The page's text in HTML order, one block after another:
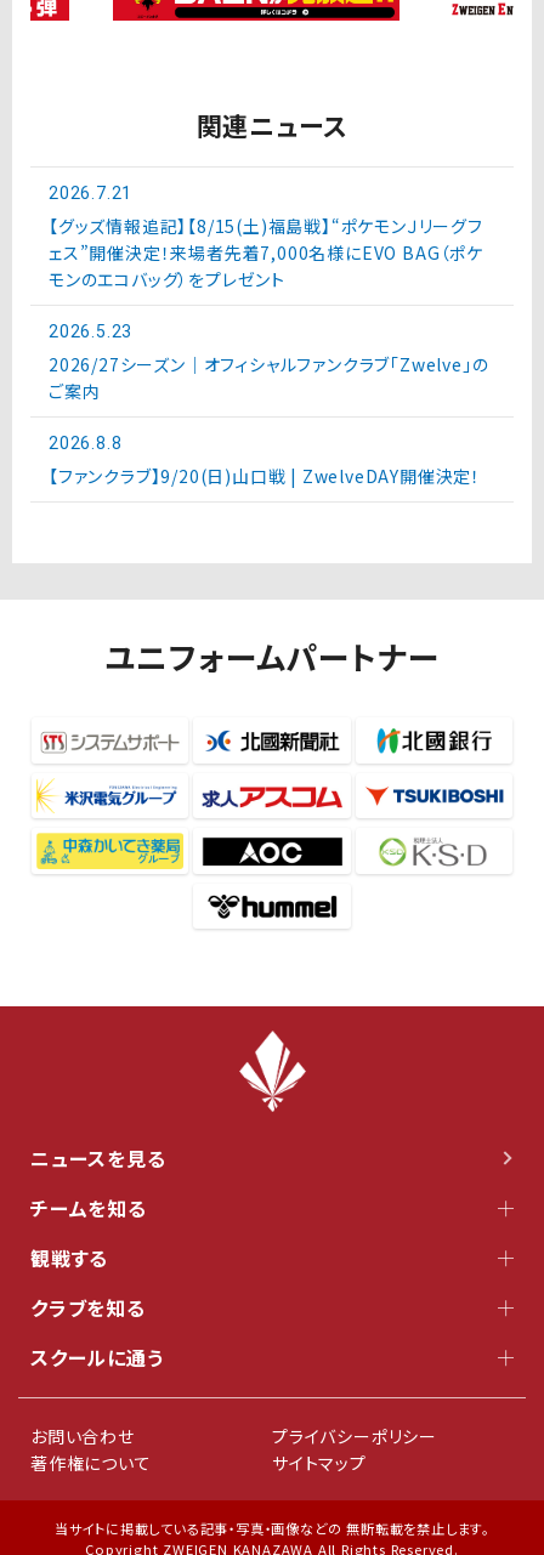
関連ニュース
2026.7.21
【グッズ情報追記】【8/15(土)福島戦】“ポケモンＪリーグフ
ェス”開催決定！来場者先着7,000名様にEVO BAG（ポケ
モンのエコバッグ）をプレゼント
2026.5.23
2026/27シーズン｜オフィシャルファンクラブ「Zwelve」の
ご案内
2026.8.8
【ファンクラブ】9/20(日)山口戦 | ZwelveDAY開催決定！
ユニフォームパートナー
ニュースを見る
チームを知る
観戦する
クラブを知る
スクールに通う
お問い合わせ
プライバシーポリシー
著作権について
サイトマップ
当サイトに掲載している記事・写真・画像などの 無断転載を禁止します。
Copyright ZWEIGEN KANAZAWA All Rights Reserved.